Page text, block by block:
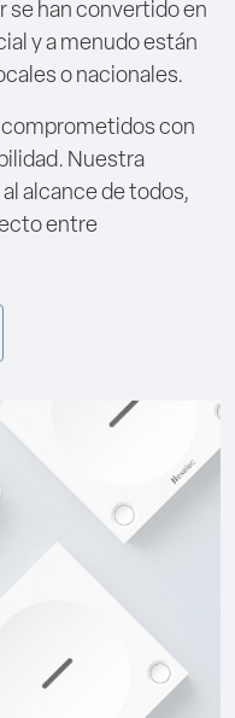
se han convertido en
y a menudo están
o nacionales.
comprometidos con
Nuestra
alcance de todos,
entre